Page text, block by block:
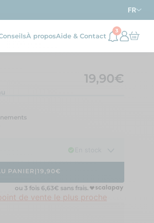
métropolitaine FR
À proposAide & Contact
3
19,90€
PANIER | 19,90€
ou 3 fois 6,63€ sans frais.
de vente le plus proche